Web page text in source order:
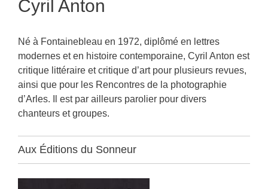
Cyril Anton
Né à Fontainebleau en 1972, diplômé en lettres
modernes et en histoire contemporaine, Cyril Anton est
critique littéraire et critique d’art pour plusieurs revues,
ainsi que pour les Rencontres de la photographie
d’Arles. Il est par ailleurs parolier pour divers
chanteurs et groupes.
Aux Éditions du Sonneur